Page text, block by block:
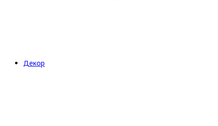
Декор